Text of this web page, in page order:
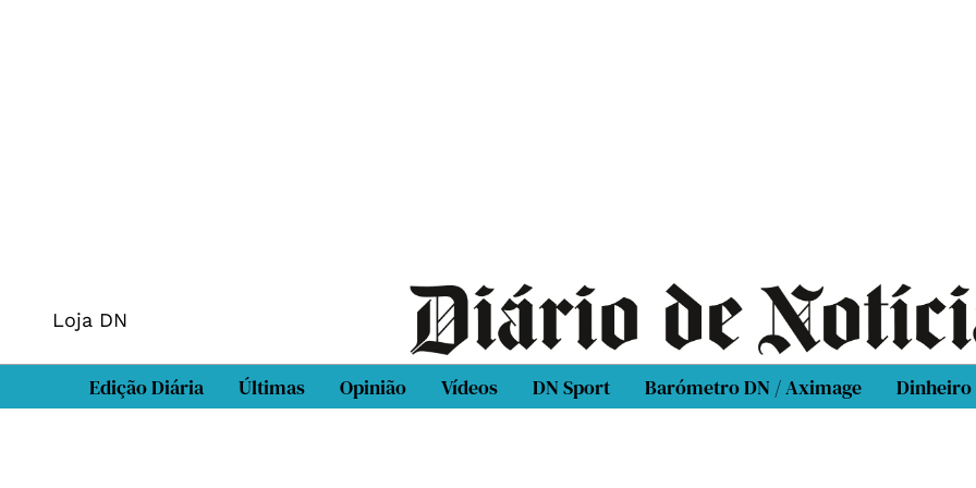
Loja DN
Edição Diária Últimas Opinião Vídeos DN Sport Barómetro DN / Aximage Dinheiro